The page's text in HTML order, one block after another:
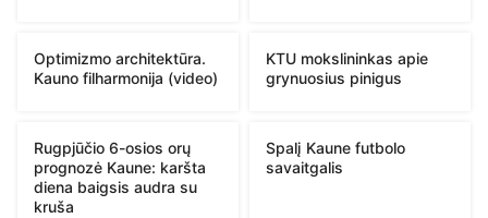
Optimizmo architektūra.
Kauno filharmonija (video)
KTU mokslininkas apie
grynuosius pinigus
Rugpjūčio 6-osios orų
prognozė Kaune: karšta
diena baigsis audra su
kruša
Spalį Kaune futbolo
savaitgalis